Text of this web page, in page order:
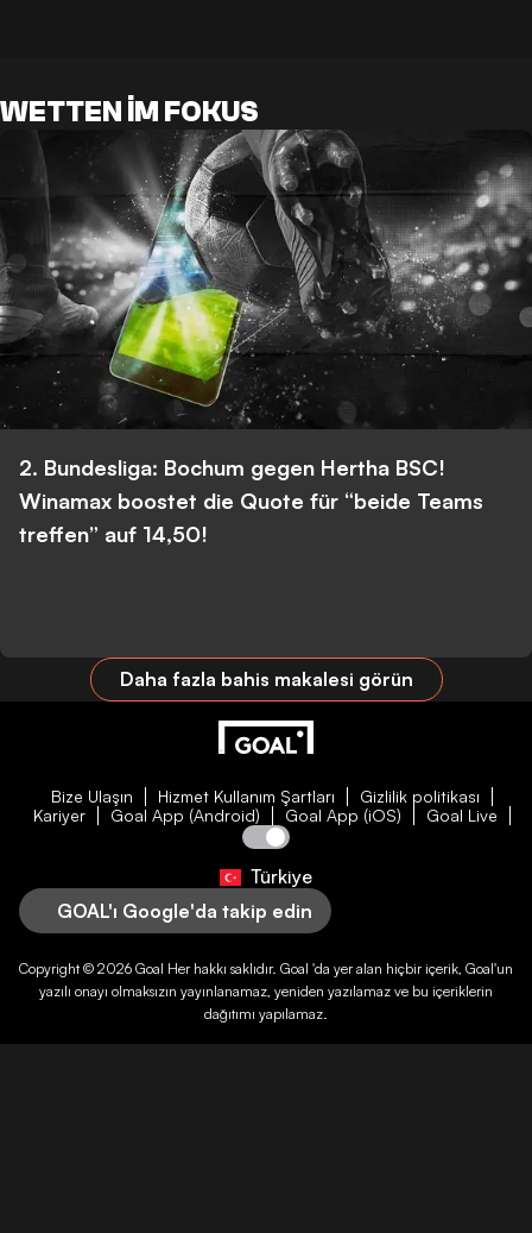
WETTEN IM FOKUS
2. Bundesliga: Bochum gegen Hertha BSC!
Winamax boostet die Quote für “beide Teams
treffen” auf 14,50!
Daha fazla bahis makalesi görün
Bize Ulaşın Hizmet Kullanım Şartları
Gizlilik politikası
Kariyer
Goal App (Android) Goal App (iOS) Goal Live
Türkiye
GOAL'ı Google'da takip edin
Copyright © 2026 Goal Her hakkı saklıdır. Goal 'da yer alan hiçbir içerik, Goal'un
yazılı onayı olmaksızın yayınlanamaz, yeniden yazılamaz ve bu içeriklerin
dağıtımı yapılamaz.